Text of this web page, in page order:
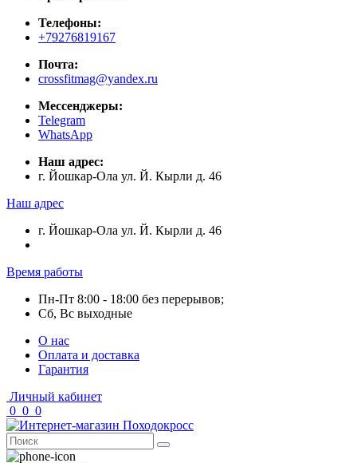
Телефоны:
+79276819167
Почта:
crossfitmag@yandex.ru
Мессенджеры:
Telegram
WhatsApp
Наш адрес:
г. Йошкар-Ола ул. Й. Кырли д. 46
Наш адрес
г. Йошкар-Ола ул. Й. Кырли д. 46
Время работы
Пн-Пт 8:00 - 18:00 без перерывов;
Сб, Вс выходные
О нас
Оплата и доставка
Гарантия
Личный кабинет
0 0 0